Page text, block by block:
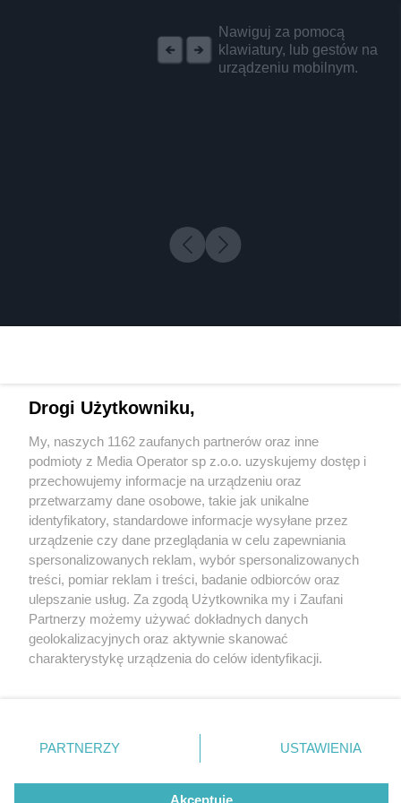
Nawiguj za pomocą
klawiatury, lub gestów na
urządzeniu mobilnym.
4 / 0
Wydawca mediów lokalnych
Nie zapomnij
zapoznać się z:
polityką prywatności regulamin korzystania z portali
Twojemiasto
Piekary Śląskie
Chorzów
Tarnowskie Góry
Gliwice
Skontakuj sięz nami
Kontakt
Wydawca
Redakcja
Drogi Użytkowniku,
My, naszych 1162 zaufanych partnerów oraz inne
podmioty z Media Operator sp z.o.o. uzyskujemy dostęp i
przechowujemy informacje na urządzeniu oraz
przetwarzamy dane osobowe, takie jak unikalne
identyfikatory, standardowe informacje wysyłane przez
urządzenie czy dane przeglądania w celu zapewniania
spersonalizowanych reklam, wybór spersonalizowanych
treści, pomiar reklam i treści, badanie odbiorców oraz
ulepszanie usług. Za zgodą Użytkownika my i Zaufani
Partnerzy możemy używać dokładnych danych
geolokalizacyjnych oraz aktywnie skanować
charakterystykę urządzenia do celów identyfikacji.
zmienić/wycofać klikając przycisk ustawień prywatności
znajdujący się w lewym dolnym rogu strony
rodzaje przetwarzania danych nie wymagają zgody
użytkownika, ale masz prawo sprzeciwić się takiemu
PARTNERZY USTAWIENIA
Akceptuję